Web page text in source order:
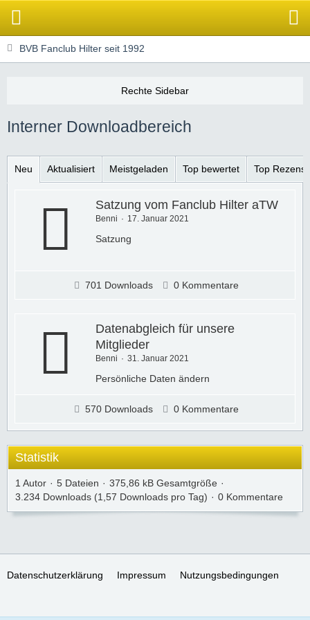
BVB Fanclub Hilter seit 1992
Interner Downloadbereich
Neu Aktualisiert Meistgeladen Top bewertet Top
Satzung vom Fanclub Hilter aTW
Benni 17. Januar 2021
Satzung
701 Downloads 0 Kommentare
Datenabgleich für unsere
Mitglieder
Benni 31. Januar 2021
Persönliche Daten ändern
570 Downloads 0 Kommentare
Statistik
1 Autor 5 Dateien
375,86 kB Gesamtgröße
3.234 Downloads (1,57 Downloads pro Tag)
0 Kommentare
Datenschutzerklärung Impressum Nutzungsbedingungen